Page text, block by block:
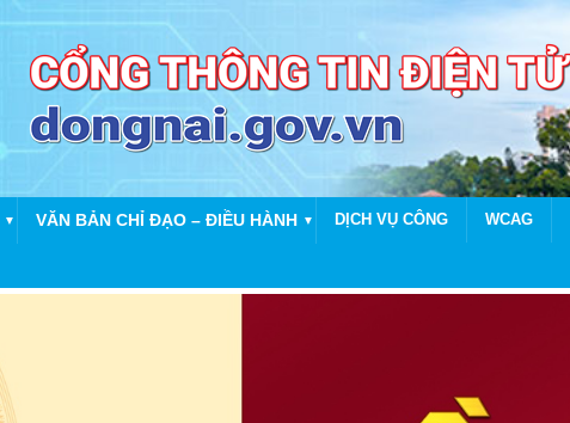
▼ VĂN BẢN CHỈ ĐẠO – ĐIỀU HÀNH ▼ DỊCH VỤ CÔNG WCAG